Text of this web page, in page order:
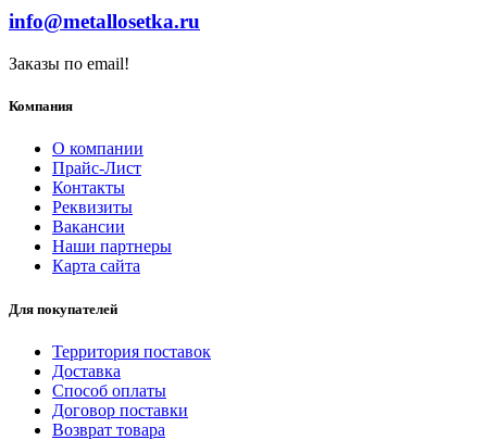
info@metallosetka.ru
Заказы по email!
Компания
О компании
Прайс-Лист
Контакты
Реквизиты
Вакансии
Наши партнеры
Карта сайта
Для покупателей
Территория поставок
Доставка
Способ оплаты
Договор поставки
Возврат товара